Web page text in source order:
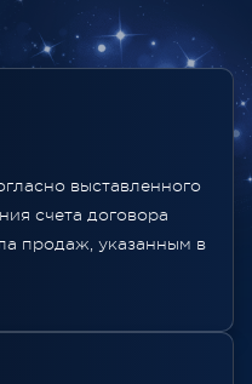
выставленного
счета договора
продаж, указанным в